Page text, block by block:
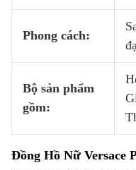
Phong cách:
Bộ sản phẩm
gồm:
Đồng Hồ Nữ Versace